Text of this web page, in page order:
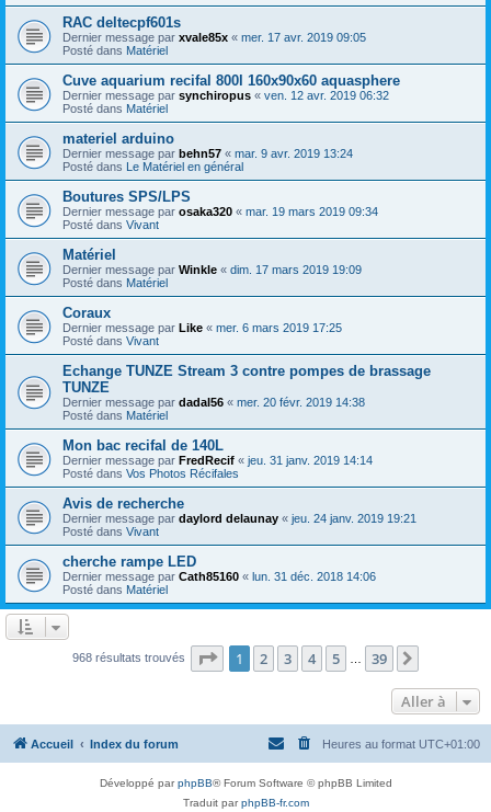
RAC deltecpf601s
Dernier message par xvale85x « mer. 17 avr. 2019 09:05
Posté dans Matériel
Cuve aquarium recifal 800l 160x90x60 aquasphere
Dernier message par synchiropus « ven. 12 avr. 2019 06:32
Posté dans Matériel
materiel arduino
Dernier message par behn57 « mar. 9 avr. 2019 13:24
Posté dans Le Matériel en général
Boutures SPS/LPS
Dernier message par osaka320 « mar. 19 mars 2019 09:34
Posté dans Vivant
Matériel
Dernier message par Winkle « dim. 17 mars 2019 19:09
Posté dans Matériel
Coraux
Dernier message par Like « mer. 6 mars 2019 17:25
Posté dans Vivant
Echange TUNZE Stream 3 contre pompes de brassage
TUNZE
Dernier message par dadal56 « mer. 20 févr. 2019 14:38
Posté dans Matériel
Mon bac recifal de 140L
Dernier message par FredRecif « jeu. 31 janv. 2019 14:14
Posté dans Vos Photos Récifales
Avis de recherche
Dernier message par daylord delaunay « jeu. 24 janv. 2019 19:21
Posté dans Vivant
cherche rampe LED
Dernier message par Cath85160 « lun. 31 déc. 2018 14:06
Posté dans Matériel
968 résultats trouvés Page 1sur39
1 2 3 4 5 39
Aller à
Accueil Index du forum Heures au format UTC+01:00
Développé parphpBB® Forum Software © phpBB Limited
Traduit parphpBB-fr.com